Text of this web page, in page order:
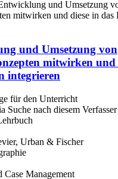
und Umsetzung von
mitwirken und
integrieren
für den Unterricht
Suche nach diesem Verfasser
Urban & Fischer